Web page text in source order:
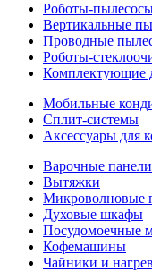
Роботы-
Вертикальные
Проводные
Роботы-
Комплектующие
Мобильные
Сплит-системы
Аксессуары для
Варочные панели
Вытяжки
Микроволновые
Духовые шкафы
Посудомоечные
Кофемашины
Чайники и